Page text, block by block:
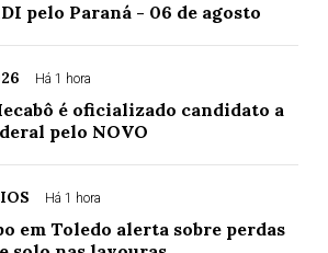
pelo Paraná - 06 de agosto
Há 1 hora
é oficializado candidato a
pelo NOVO
Há 1 hora
em Toledo alerta sobre perdas